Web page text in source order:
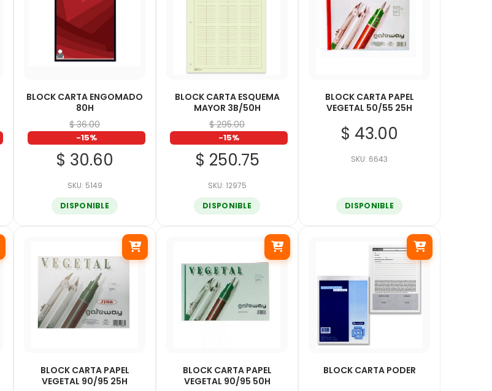
BLOCK CARTA ENGOMADO
80H
$ 36.00
-15%
$ 30.60
SKU: 5149
DISPONIBLE
BLOCK CARTA ESQUEMA
MAYOR 3B/50H
$ 295.00
-15%
$ 250.75
SKU: 12975
DISPONIBLE
BLOCK CARTA PAPEL
VEGETAL 50/55 25H
$ 43.00
SKU: 6643
DISPONIBLE
BLOCK CARTA PAPEL
VEGETAL 90/95 25H
BLOCK CARTA PAPEL
VEGETAL 90/95 50H
BLOCK CARTA PODER